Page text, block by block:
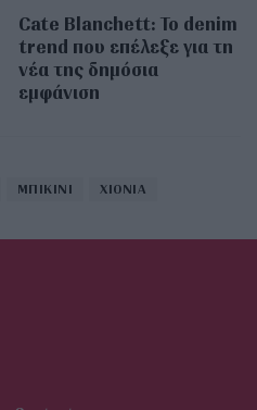
Cate Blanchett: Το denim
trend που επέλεξε για τη
νέα της δημόσια
εμφάνιση
ΜΠΙΚΙΝΙ ΧΙΟΝΙΑ